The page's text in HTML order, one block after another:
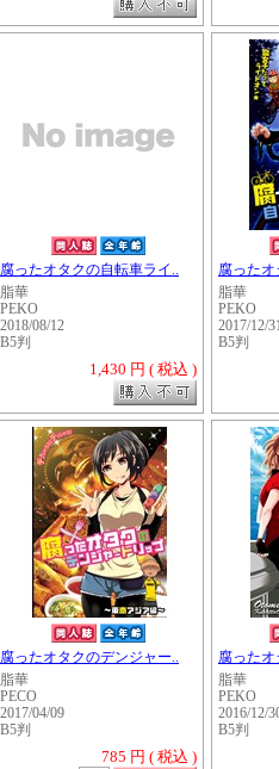
・・・・・・・
腐ったオタクの自転車ライ..
脂華
PEKO
2018/08/12
B5判
1,430 円 ( 税込 )
腐った
脂華
PEKO
2017/12/
B5判
腐ったオタクのデンジャー..
脂華
PECO
2017/04/09
B5判
785 円 ( 税込 )
腐った
脂華
PEKO
2016/12/
B5判